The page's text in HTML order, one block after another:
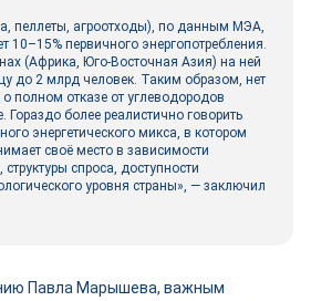
пеллеты, агроотходы), по данным МЭА,
10–15% первичного энергопотребления.
(Африка, Юго-­Восточная Азия) на ней
до 2 млрд человек. Таким образом, нет
полном отказе от углеводородов
Гораздо более реалистично говорить
энергетического микса, в котором
своё место в зависимости
спроса, доступности
уровня страны», — заключил
Павла Марышева, важным